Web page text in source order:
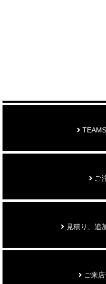
ご
見積り、追
ご来店